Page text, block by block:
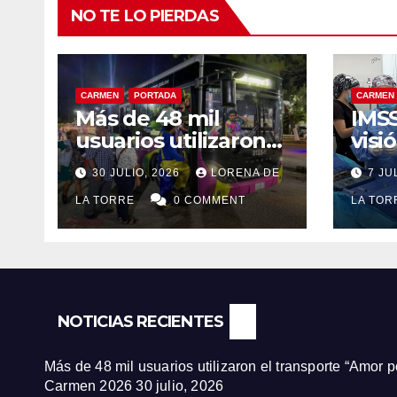
NO TE LO PIERDAS
CARMEN PORTADA
Más de 48 mil
usuarios utilizaron
el transporte “Amor
por Carmen”
durante la Feria
Carmen 2026
30 JULIO, 2026 LORENA DE
LA TORRE 0 COMMENT
CARMEN
de
7
LA
NOTICIAS RECIENTES
Más de 48 mil usuarios utilizaron el transporte “Amor
Carmen 2026 30 julio, 2026